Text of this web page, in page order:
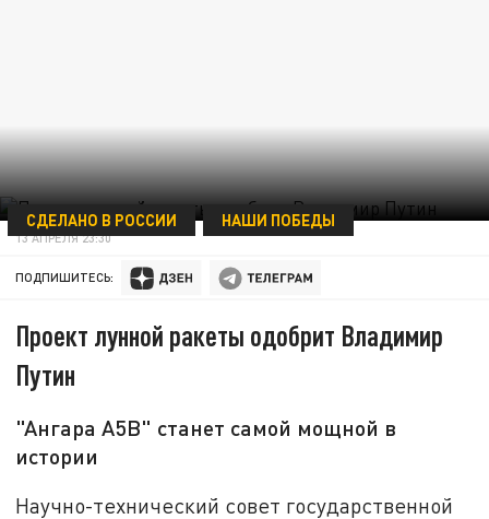
СДЕЛАНО В РОССИИ НАШИ ПОБЕДЫ
13 АПРЕЛЯ 23:30
ПОДПИШИТЕСЬ:
Проект лунной ракеты одобрит Владимир
Путин
"Ангара А5В" станет самой мощной в
истории
Научно-технический совет государственной